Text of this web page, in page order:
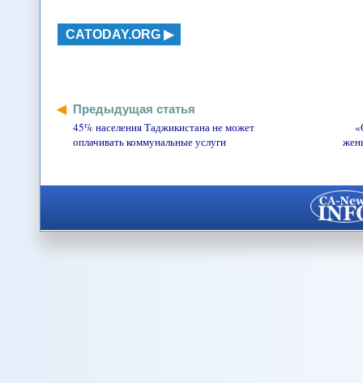
CATODAY.ORG
Предыдущая статья
45% населения Таджикистана не может
оплачивать коммунальные услуги